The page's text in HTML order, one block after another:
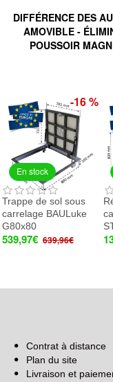
DIFFÉRENCE DES
AMOVIBLE -
POUSSOIR
En stock
-16 %
Trappe de sol sous
carrelage BAULuke
G80x80
539,97€ 639,96€
Contrat à distance
Plan du site
Livraison et